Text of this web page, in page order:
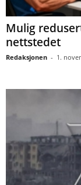
Mulig
nettstedet
Redaksjonen - 1.